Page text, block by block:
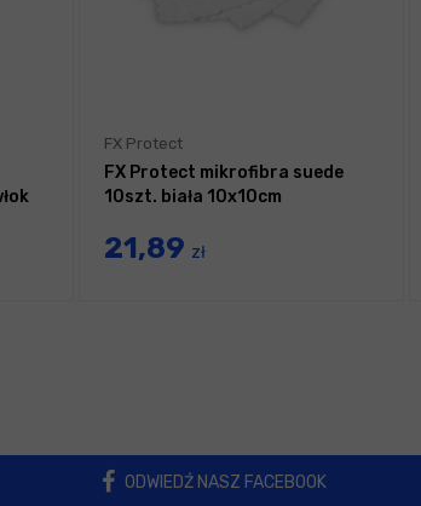
FX Protect
FX Protect mikrofibra suede
10szt. biała 10x10cm
21,89 zł
ODWIEDŹ NASZ FACEBOOK